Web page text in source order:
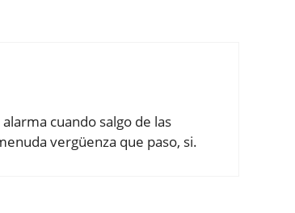
cuando salgo de las
vergüenza que paso, si.